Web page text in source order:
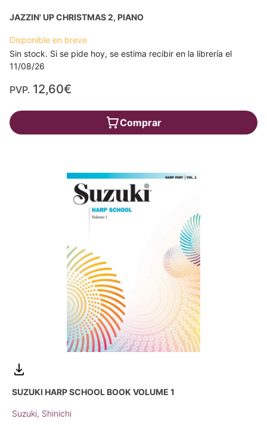
JAZZIN' UP CHRISTMAS 2, PIANO
Disponible en breve
Sin stock. Si se pide hoy, se estima recibir en la librería el
11/08/26
PVP. 12,60€
Comprar
SUZUKI HARP SCHOOL BOOK VOLUME 1
Suzuki, Shinichi